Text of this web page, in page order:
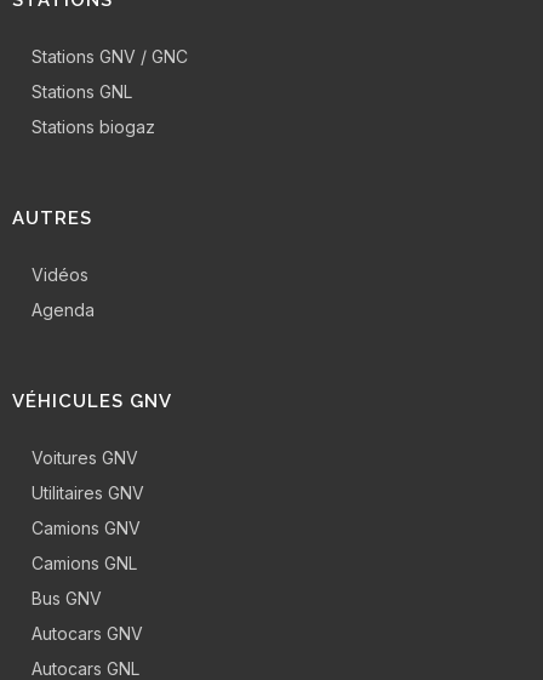
Stations GNV / GNC
Stations GNL
Stations biogaz
AUTRES
Vidéos
Agenda
VÉHICULES GNV
Voitures GNV
Utilitaires GNV
Camions GNV
Camions GNL
Bus GNV
Autocars GNV
Autocars GNL